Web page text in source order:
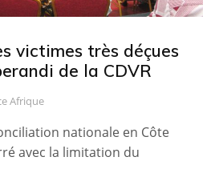
victimes très déçues
de la CDVR
Afrique
nationale en Côte
avec la limitation du